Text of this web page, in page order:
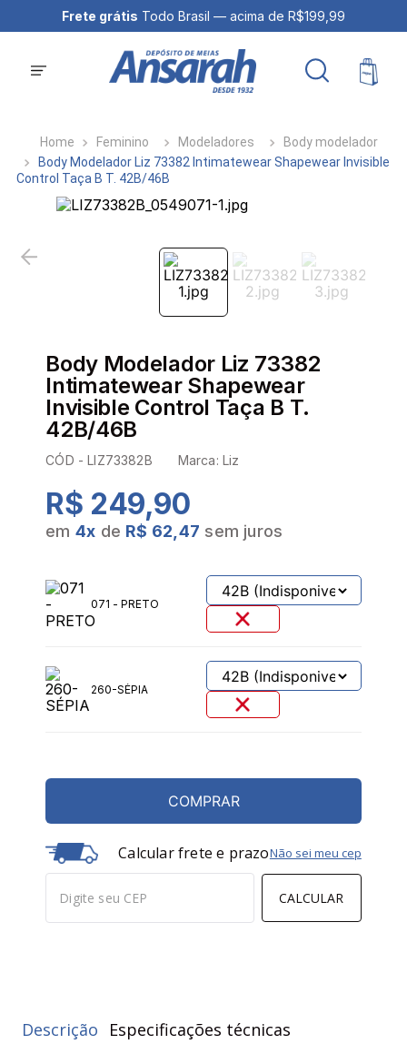
Frete grátis Todo Brasil — acima de R$199,99
Feminino Modeladores
Body modelador
Body Modelador Liz 73382 Intimatewear Shapewear Invisible
Control Taça B T. 42B/46B
Body Modelador Liz 73382
Intimatewear Shapewear
Invisible Control Taça B T.
42B/46B
CÓD -LIZ73382B Marca:Liz
R$ 249,90
em 4x de R$ 62,47 sem juros
071 - PRETO
260-SÉPIA
COMPRAR
Calcular frete e prazo
CALCULAR
Não sei meu cep
Descrição Especificações técnicas